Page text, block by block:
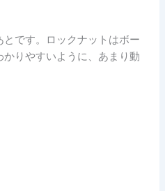
です。ロックナットはボー
りやすいように、あまり動